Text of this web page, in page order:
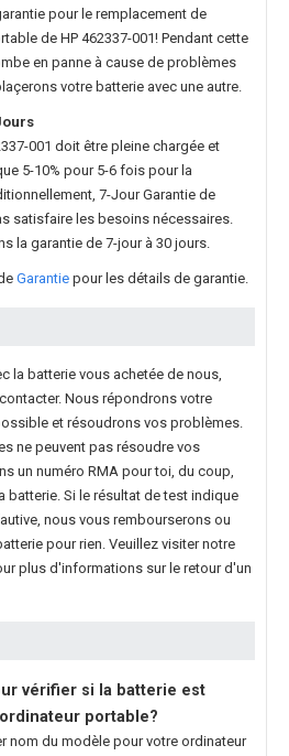
pour le remplacement de
de HP 462337-001! Pendant cette
en panne à cause de problèmes
votre batterie avec une autre.
001 doit être pleine chargée et
5-10% pour 5-6 fois pour la
7-Jour Garantie de
satisfaire les besoins nécessaires.
la garantie de 7-jour à 30 jours.
Garantie pour les détails de garantie.
la batterie vous achetée de nous,
Nous répondrons votre
et résoudrons vos problèmes.
ne peuvent pas résoudre vos
un numéro RMA pour toi, du coup,
batterie. Si le résultat de test indique
nous vous rembourserons ou
pour rien. Veuillez visiter notre
plus d'informations sur le retour d'un
vérifier si la batterie est
portable?
nom du modèle pour votre ordinateur